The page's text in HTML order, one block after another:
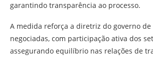
garantindo transparência ao processo.
A medida reforça a diretriz do governo
negociadas, com participação ativa dos
assegurando equilíbrio nas relações de